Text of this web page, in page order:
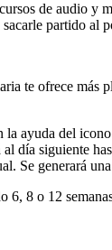
de audio y
partido al
te ofrece más
la ayuda del
día siguiente
Se generará
8 o 12